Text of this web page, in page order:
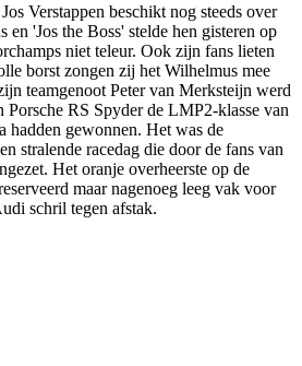
Verstappen beschikt nog steeds over
en 'Jos the Boss' stelde hen gisteren op
niet teleur. Ook zijn fans lieten
borst zongen zij het Wilhelmus mee
teamgenoot Peter van Merksteijn werd
Porsche RS Spyder de LMP2-klasse van
hadden gewonnen. Het was de
stralende racedag die door de fans van
Het oranje overheerste op de
maar nagenoeg leeg vak voor
schril tegen afstak.